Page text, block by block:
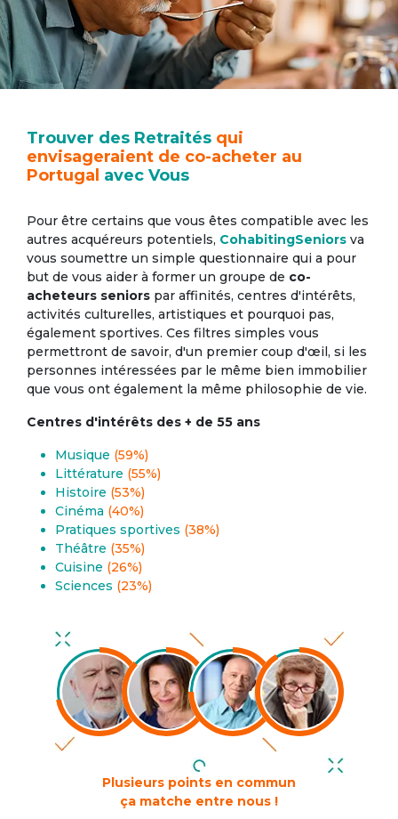
Trouver des Retraités qui
envisageraient de co-acheter au
Portugal avec Vous
Pour être certains que vous êtes compatible avec les
autres acquéreurs potentiels, CohabitingSeniors va
vous soumettre un simple questionnaire qui a pour
but de vous aider à former un groupe de co-
acheteurs seniors par affinités, centres d'intérêts,
activités culturelles, artistiques et pourquoi pas,
également sportives. Ces filtres simples vous
permettront de savoir, d'un premier coup d'œil, si les
personnes intéressées par le même bien immobilier
que vous ont également la même philosophie de vie.
Centres d'intérêts des + de 55 ans
Musique (59%)
Littérature (55%)
Histoire (53%)
Cinéma (40%)
Pratiques sportives (38%)
Théâtre (35%)
Cuisine (26%)
Sciences (23%)
Plusieurs points en commun
ça matche entre nous !